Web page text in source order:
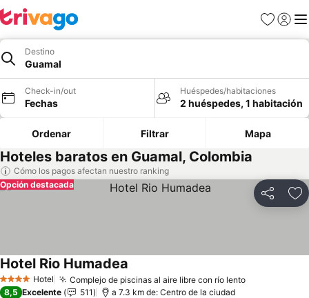
Favoritos
Iniciar
Destino
Guamal
Check-in/out
Fechas
Huéspedes/habitaciones
2 huéspedes, 1 habitación
Ordenar Filtrar Mapa
Hoteles baratos en Guamal, Colombia
Cómo los pagos afectan nuestro ranking
Compartir
Opción destacada
4 EstrellasHotel Complejo de piscinas al aire libre con río lento
Hotel Rio Humadea
8,5 Excelente 511 a 7.3 km de: Centro de la ciudad